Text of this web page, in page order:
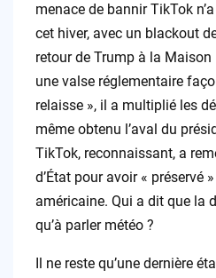
menace de bannir TikTok
cet hiver, avec un blackout
retour de Trump à la
une valse réglementaire
relaisse », il a multiplié les
même obtenu l’aval du
TikTok, reconnaissant, a
d’État pour avoir « préservé
américaine. Qui a dit que la
qu’à parler météo ?
Il ne reste qu’une dernière